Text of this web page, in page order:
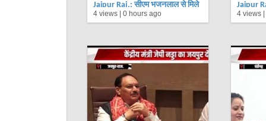
Jaipur Raj.: सीएम भजनलाल से मिले
यूसीसी प्रारूप समिति के सदस्य |
4 views |0 hours ago
Jaipur
Sharma
4 views